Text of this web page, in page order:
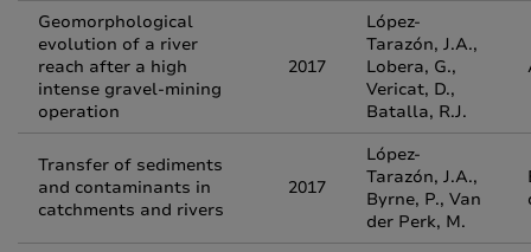
Geomorphological
evolution of a river
reach after a high
intense gravel-mining
operation
2017
López-
Tarazón, J.A.,
Lobera, G.,
Vericat, D.,
Batalla, R.J.
Transfer of sediments
and contaminants in
catchments and rivers
2017
López-
Tarazón, J.A.,
Byrne, P., Van
der Perk, M.